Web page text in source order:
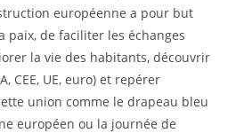
européenne a pour but
de faciliter les échanges
la vie des habitants, découvrir
CEE, UE, euro) et repérer
union comme le drapeau bleu
européen ou la journée de